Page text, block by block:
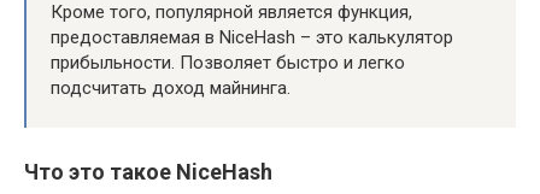
Кроме того, популярной является функция,
предоставляемая в NiceHash – это калькулятор
прибыльности. Позволяет быстро и легко
подсчитать доход майнинга.
Что это такое NiceHash